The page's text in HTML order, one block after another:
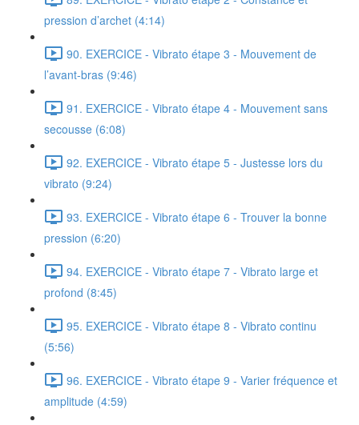
pression d’archet (4:14)
90. EXERCICE - Vibrato étape 3 - Mouvement de
l’avant-bras (9:46)
91. EXERCICE - Vibrato étape 4 - Mouvement sans
secousse (6:08)
92. EXERCICE - Vibrato étape 5 - Justesse lors du
vibrato (9:24)
93. EXERCICE - Vibrato étape 6 - Trouver la bonne
pression (6:20)
94. EXERCICE - Vibrato étape 7 - Vibrato large et
profond (8:45)
95. EXERCICE - Vibrato étape 8 - Vibrato continu
(5:56)
96. EXERCICE - Vibrato étape 9 - Varier fréquence et
amplitude (4:59)